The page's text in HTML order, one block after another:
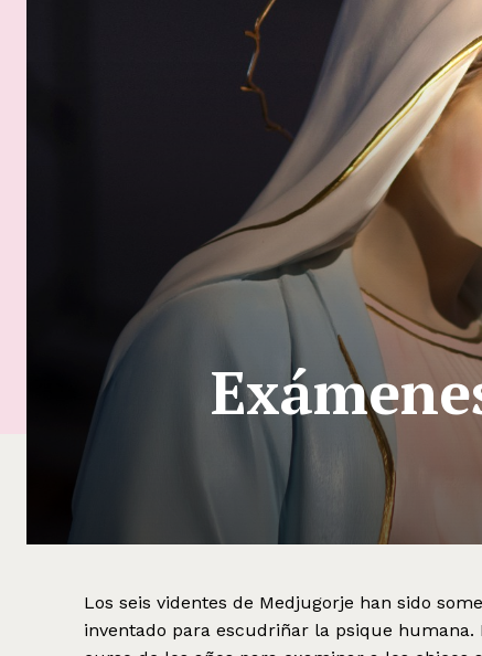
Los seis videntes de Medjugorje han sido
inventado para escudriñar la psique humana.